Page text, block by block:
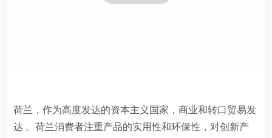
荷兰，作为高度发达的资本主义国家，商业和转口贸易发
达 。荷兰消费者注重产品的实用性和环保性，对创新产